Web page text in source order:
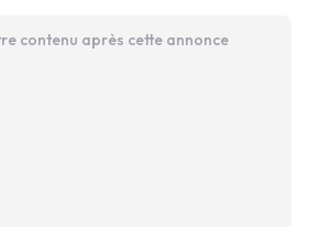
contenu après cette annonce